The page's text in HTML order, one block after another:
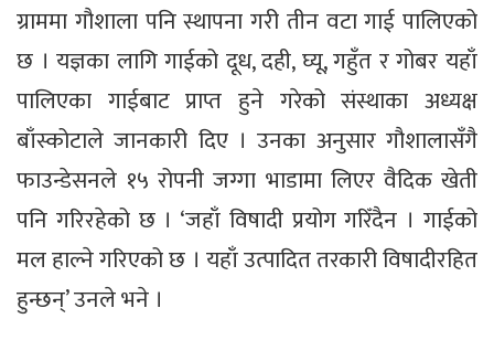
ग्राममा गौशाला पनि स्थापना गरी तीन वटा गाई पालिएको
छ । यज्ञका लागि गाईको दूध, दही, घ्यू, गहुँत र गोबर यहाँ
पालिएका गाईबाट प्राप्त हुने गरेको संस्थाका अध्यक्ष
बाँस्कोटाले जानकारी दिए । उनका अनुसार गौशालासँगै
फाउन्डेसनले १५ रोपनी जग्गा भाडामा लिएर वैदिक खेती
पनि गरिरहेको छ । ‘जहाँ विषादी प्रयोग गरिँदैन । गाईको
मल हाल्ने गरिएको छ । यहाँ उत्पादित तरकारी विषादीरहित
हुन्छन्’ उनले भने ।